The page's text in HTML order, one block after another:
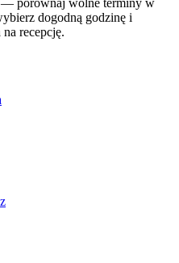
dogodną godzinę i
recepcję.